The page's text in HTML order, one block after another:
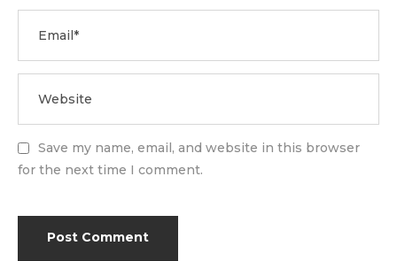
Save my name, email, and website in this browser
for the next time I comment.